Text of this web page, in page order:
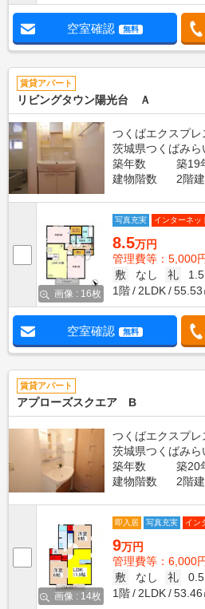
空室確認 無料
賃貸アパート
リビングタウン陽光台 Ａ
つくばエクスプ
茨城県つくばみら
築年数
築19
建物階数
2階建
画像 : 16枚
写真充実 インターネッ
8.5万円
管理費等：5,000
敷
なし 礼
1階
2LDK 55.53
空室確認 無料
賃貸アパート
アプローズスクエア B
つくばエクスプ
茨城県つくばみら
築年数
築20
建物階数
2階建
画像 : 14枚
即入居 写真充実 イン
9万円
管理費等：6,000
敷
なし 礼
1階
2LDK 53.46